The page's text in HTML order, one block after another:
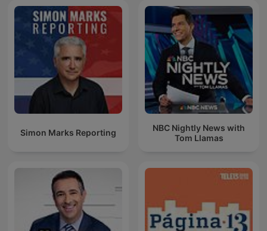
Simon Marks Reporting
NBC Nightly News with
Tom Llamas